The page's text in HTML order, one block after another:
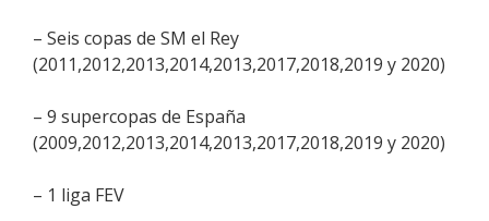
– Seis copas de SM el Rey
(2011,2012,2013,2014,2013,2017,2018,2019 y 2020)
– 9 supercopas de España
(2009,2012,2013,2014,2013,2017,2018,2019 y 2020)
– 1 liga FEV